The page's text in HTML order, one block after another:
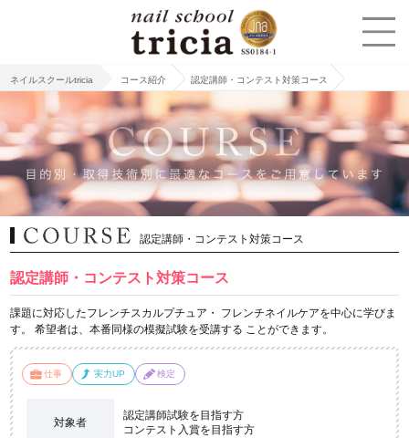
ネイルスクールtricia コース紹介 認定講師・コンテスト対策コース
認定講師・コンテスト対策コース
認定講師・コンテスト対策コース
課題に対応したフレンチスカルプチュア・ フレンチネイルケアを中心に学びま
す。 希望者は、本番同様の模擬試験を受講する ことができます。
仕事 実力UP 検定
対象者
認定講師試験を目指す方
コンテスト入賞を目指す方